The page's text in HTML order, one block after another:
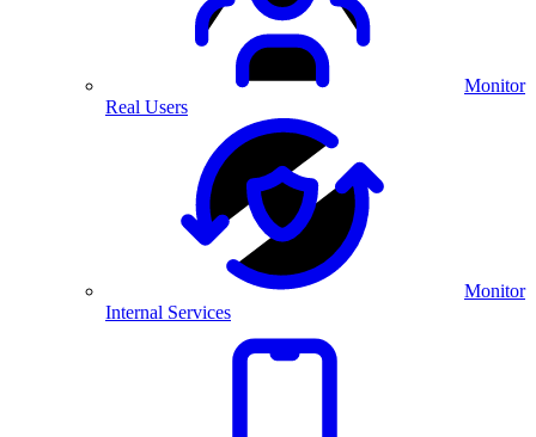
Monitor
Real Users
Monitor
Internal Services